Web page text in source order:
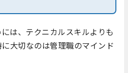
は、テクニカルスキルよりも
大切なのは管理職のマインド